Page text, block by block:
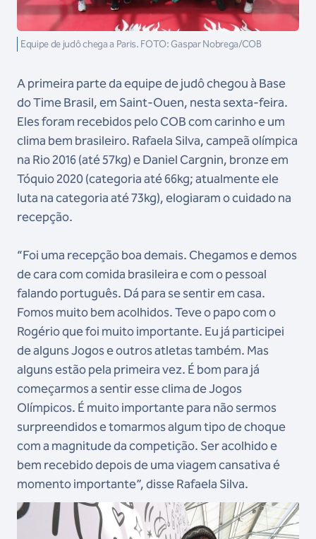
Equipe de judô chega a Paris. FOTO: Gaspar Nobrega/COB
A primeira parte da equipe de judô chegou à Base
do Time Brasil, em Saint-Ouen, nesta sexta-feira.
Eles foram recebidos pelo COB com carinho e um
clima bem brasileiro. Rafaela Silva, campeã olímpica
na Rio 2016 (até 57kg) e Daniel Cargnin, bronze em
Tóquio 2020 (categoria até 66kg; atualmente ele
luta na categoria até 73kg), elogiaram o cuidado na
recepção.
“Foi uma recepção boa demais. Chegamos e demos
de cara com comida brasileira e com o pessoal
falando português. Dá para se sentir em casa.
Fomos muito bem acolhidos. Teve o papo com o
Rogério que foi muito importante. Eu já participei
de alguns Jogos e outros atletas também. Mas
alguns estão pela primeira vez. É bom para já
começarmos a sentir esse clima de Jogos
Olímpicos. É muito importante para não sermos
surpreendidos e tomarmos algum tipo de choque
com a magnitude da competição. Ser acolhido e
bem recebido depois de uma viagem cansativa é
momento importante”, disse Rafaela Silva.